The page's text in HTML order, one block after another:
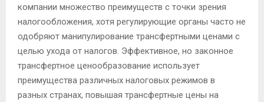
компании множество преимуществ с точки зрения
налогообложения, хотя регулирующие органы часто не
одобряют манипулирование трансфертными ценами с
целью ухода от налогов. Эффективное, но законное
трансфертное ценообразование использует
преимущества различных налоговых режимов в
разных странах, повышая трансфертные цены на